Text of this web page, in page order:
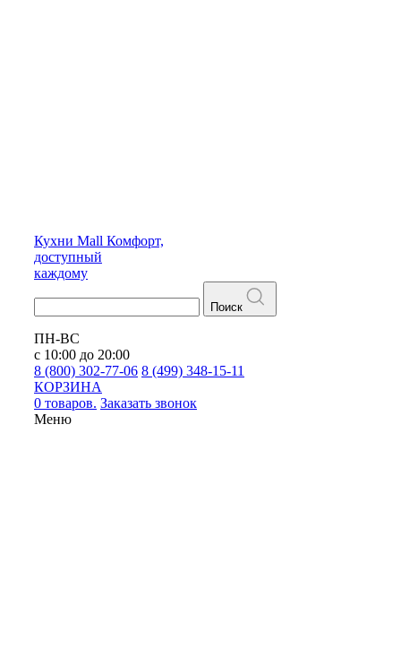
Кухни Mall Комфорт,
доступный
каждому
Поиск
ПН-ВС
с 10:00 до 20:00
8 (800) 302-77-06 8 (499) 348-15-11
КОРЗИНА
0 товаров. Заказать звонок
Меню